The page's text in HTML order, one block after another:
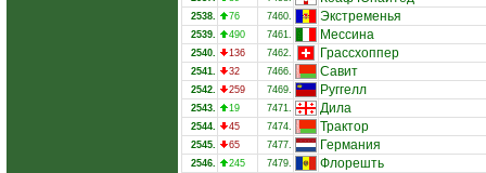
2538. 76 7460. Экстременья
2539. 490 7461. Мессина
2540. 136 7462. Грассхоппер
2541. 32 7466. Савит
2542. 259 7469. Руггелл
2543. 19 7471. Дила
2544. 45 7474. Трактор
2545. 65 7477. Германия
2546. 245 7479. Флорешть